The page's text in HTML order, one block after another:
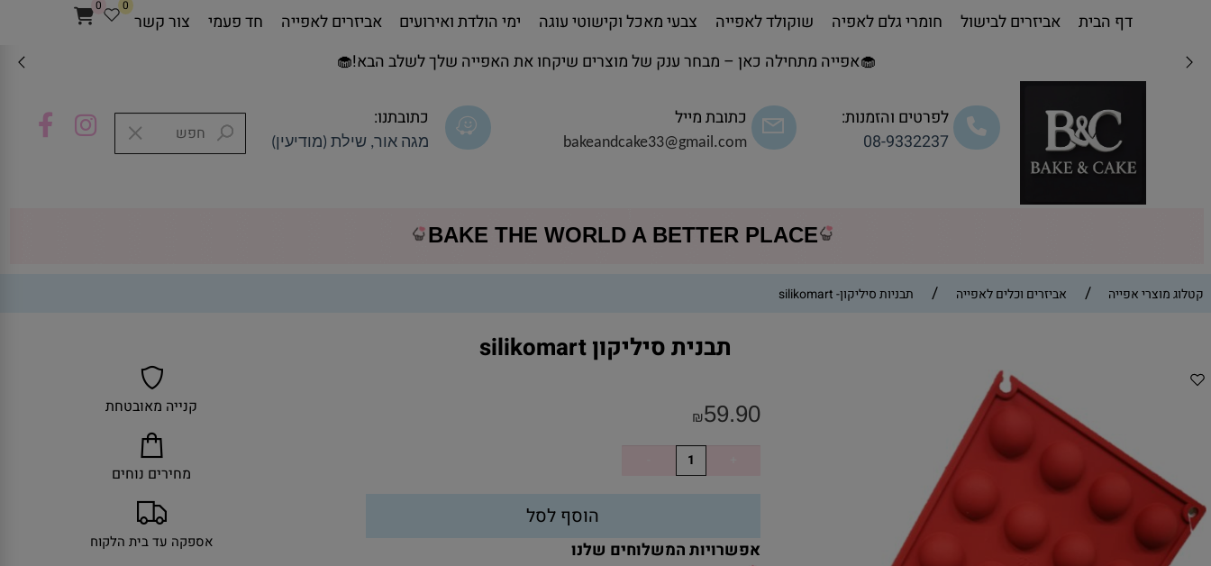
🧁אפייה מתחילה כאן – מבחר ענק של מוצרים שיקחו את האפייה שלך לשלב הבא!🧁
לפרטים והזמנות:
08-9332237
כתובת מייל
bakeandcake33@gmail.com
כתובתנו:
מגה אור, שילת (מודיעין)
0 0
דף הבית אביזרים לבישול חומרי גלם לאפיה שוקולד לאפייה צבעי מאכל וקישוטי עוגה ימי הולדת ואירועים אביזרים לאפייה חד פעמי צור קשר
BAKE THE WORLD A BETTER PLACE
קטלוג מוצרי אפייה / אביזרים וכלים לאפייה / תבניות סיליקון- silikomart
תבנית סיליקון silikomart
₪59.90
הוסף לסל
אפשרויות המשלוחים שלנו
קנייה מאובטחת
מחירים נוחים
אספקה עד בית הלקוח